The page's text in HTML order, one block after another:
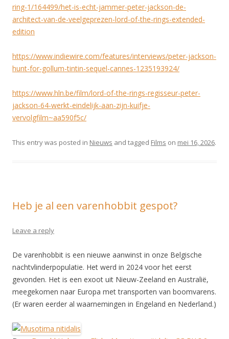
ring-1/164499/het-is-echt-jammer-peter-jackson-de-
architect-van-de-veelgeprezen-lord-of-the-rings-extended-
edition
https://www.indiewire.com/features/interviews/peter-jackson-
hunt-for-gollum-tintin-sequel-cannes-1235193924/
https://www.hln.be/film/lord-of-the-rings-regisseur-peter-
jackson-64-werkt-eindelijk-aan-zijn-kuifje-
vervolgfilm~aa590f5c/
This entry was posted in Nieuws and tagged Films on mei 16, 2026.
Heb je al een varenhobbit gespot?
Leave a reply
De varenhobbit is een nieuwe aanwinst in onze Belgische
nachtvlinderpopulatie. Het werd in 2024 voor het eerst
gevonden. Het is een exoot uit Nieuw-Zeeland en Australië,
meegekomen naar Europa met transporten van boomvarens.
(Er waren eerder al waarnemingen in Engeland en Nederland.)